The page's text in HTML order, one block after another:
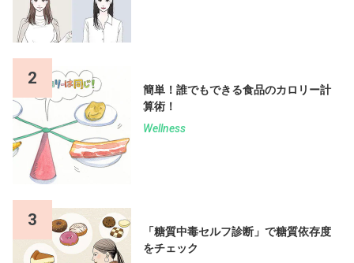
2
簡単！誰でもできる食品のカロリー計
算術！
Wellness
3
「糖質中毒セルフ診断」で糖質依存度
をチェック